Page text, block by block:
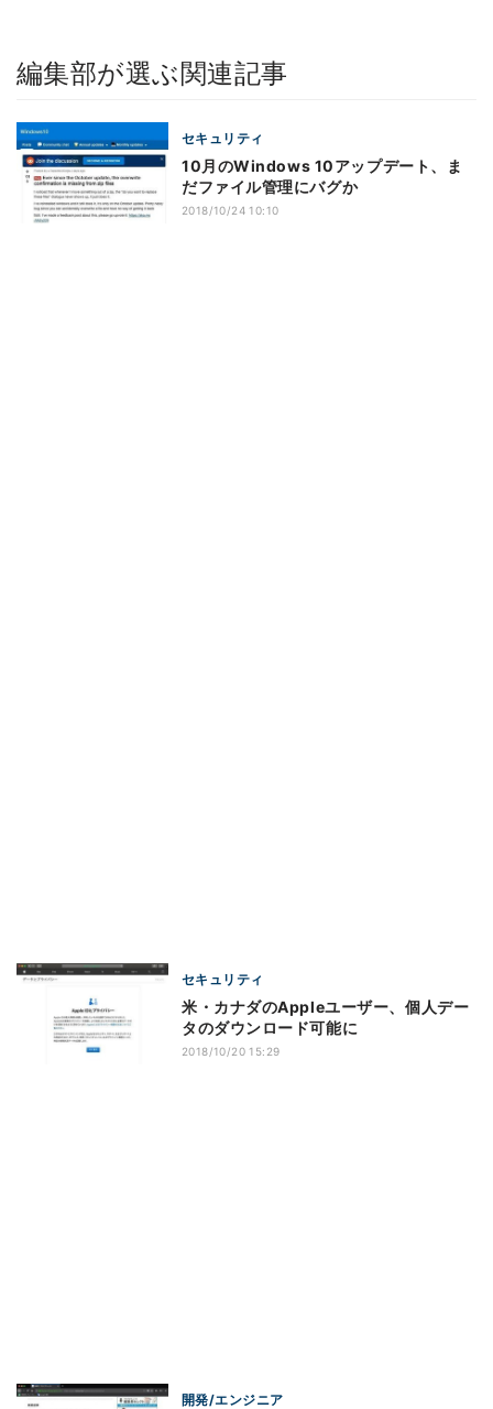
編集部が選ぶ関連記事
セキュリティ
10月のWindows 10アップデート、ま
だファイル管理にバグか
2018/10/24 10:10
セキュリティ
米・カナダのAppleユーザー、個人デー
タのダウンロード可能に
2018/10/20 15:29
開発/エンジニア